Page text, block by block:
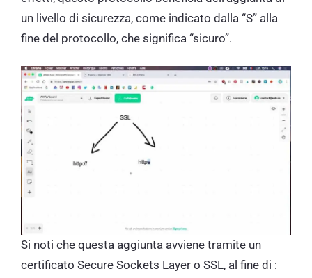
un livello di sicurezza, come indicato dalla “S” alla
fine del protocollo, che significa “sicuro”.
Si noti che questa aggiunta avviene tramite un
certificato Secure Sockets Layer o SSL, al fine di :